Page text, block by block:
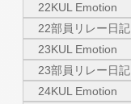
22KUL Emotion
22部員リレー日記
23KUL Emotion
23部員リレー日記
24KUL Emotion